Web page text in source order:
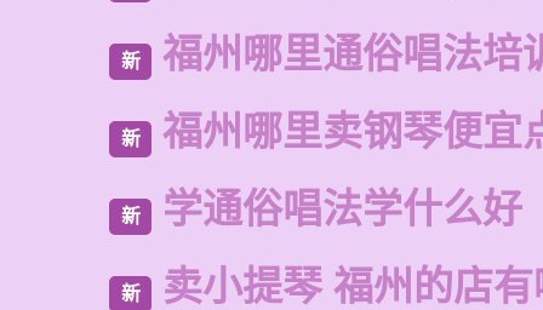
新 福州哪里通俗唱法培
新 福州哪里卖钢琴便宜
新 学通俗唱法学什么好
新 卖小提琴 福州的店